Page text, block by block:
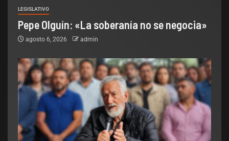
LEGISLATIVO
Pepe Olguín: «La soberanía no se negocia»
agosto 6, 2026 admin